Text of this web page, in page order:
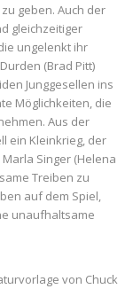
geben. Auch der
gleichzeitiger
ungelenkt ihr
(Brad Pitt)
Junggesellen ins
Möglichkeiten, die
Aus der
ein Kleinkrieg, der
Singer (Helena
Treiben zu
auf dem Spiel,
unaufhaltsame
von Chuck